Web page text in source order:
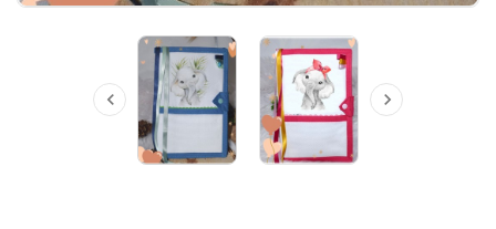
 